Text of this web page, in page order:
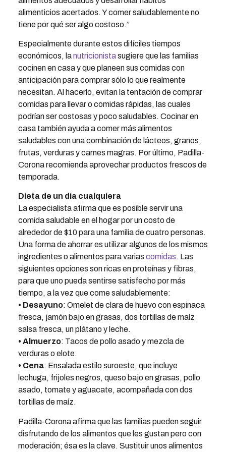
alimenticios acertados. Y comer saludablemente no
tiene por qué ser algo costoso.”
Especialmente durante estos difíciles tiempos
económicos, lanutricionistasugiere que las familias
cocinen en casa y que planeen sus comidas con
anticipación para comprar sólo lo que realmente
necesitan. Al hacerlo, evitan la tentación de comprar
comidas para llevar o comidas rápidas, las cuales
podrían ser costosas y poco saludables. Cocinar en
casa también ayuda a comer más alimentos
saludables con una combinación de lácteos, granos,
frutas, verduras y carnes magras. Por último, Padilla-
Corona recomienda aprovechar productos frescos de
temporada.
Dieta de un día cualquiera
La especialista afirma que es posible servir una
comida saludable en el hogar por un costo de
alrededor de $10 para una familia de cuatro personas.
Una forma de ahorrar es utilizar algunos de los mismos
ingredientes o alimentos para varias comidas. Las
siguientes opciones son ricas en proteínas y fibras,
para que uno pueda sentirse satisfecho por más
tiempo, a la vez que come saludablemente:
• Desayuno: Omelet de clara de huevo con espinaca
fresca, jamón bajo en grasas, dos tortillas de maíz
salsa fresca, un plátano y leche.
• Almuerzo: Tacos de pollo asado y mezcla de
verduras o elote.
• Cena: Ensalada estilo suroeste, que incluye
lechuga, frijoles negros, queso bajo en grasas, pollo
asado, tomate y aguacate, acompañada con dos
tortillas de maíz.
Padilla-Corona afirma que las familias pueden seguir
disfrutando de los alimentos que les gustan pero con
moderación; ésa es la clave. Sustituir unos alimentos